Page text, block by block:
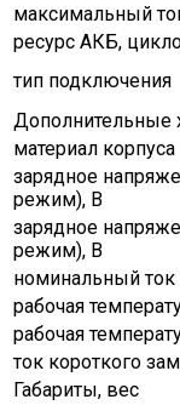
максимальный
ресурс АКБ,
тип подключения
Дополнительные
материал корпуса
зарядное
режим), В
зарядное
режим), В
номинальный ток
рабочая
рабочая
ток короткого
Габариты, вес